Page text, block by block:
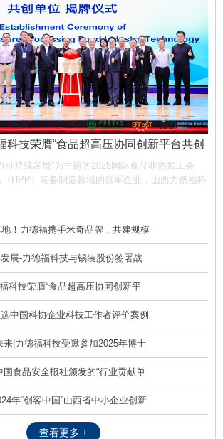
科技荣膺“食品超高压协同创新平台共创
链共筑非热加工新生态
可持续发展”为主题的2025国际食品非热加工会
HPP）装备制造领域的领军企业，山西力德福科
超高压技术产业化中的核心作用。
！力德福携手米奇品牌，共建规模
展-力德福科技与锡装股份签署战
科技荣膺“食品超高压协同创新平
手产业链共筑非热加工新生态
中国科协企业科技工作者评价案例
来|力德福科技受邀参加2025年博士
食品安全报社颁发的“行业贡献单
年“创客中国”山西省中小企业创新
查看更多 +